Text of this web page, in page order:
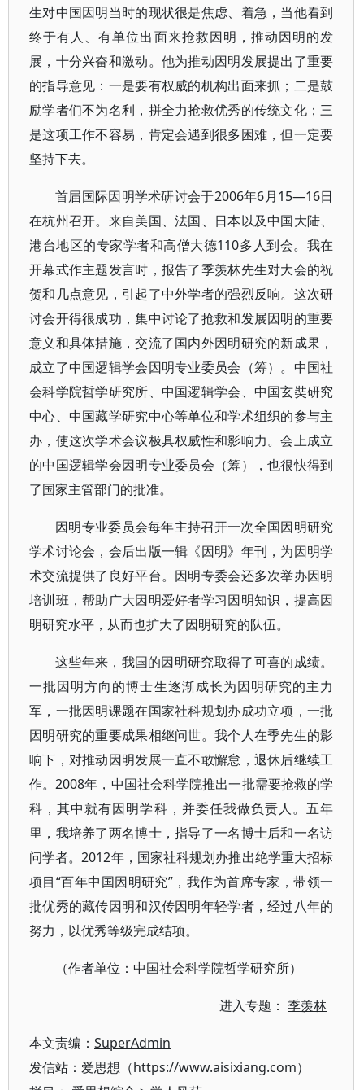
生对中国因明当时的现状很是焦虑、着急，当他看到
终于有人、有单位出面来抢救因明，推动因明的发
展，十分兴奋和激动。他为推动因明发展提出了重要
的指导意见：一是要有权威的机构出面来抓；二是鼓
励学者们不为名利，拼全力抢救优秀的传统文化；三
是这项工作不容易，肯定会遇到很多困难，但一定要
坚持下去。
首届国际因明学术研讨会于2006年6月15—16日
在杭州召开。来自美国、法国、日本以及中国大陆、
港台地区的专家学者和高僧大德110多人到会。我在
开幕式作主题发言时，报告了季羡林先生对大会的祝
贺和几点意见，引起了中外学者的强烈反响。这次研
讨会开得很成功，集中讨论了抢救和发展因明的重要
意义和具体措施，交流了国内外因明研究的新成果，
成立了中国逻辑学会因明专业委员会（筹）。中国社
会科学院哲学研究所、中国逻辑学会、中国玄奘研究
中心、中国藏学研究中心等单位和学术组织的参与主
办，使这次学术会议极具权威性和影响力。会上成立
的中国逻辑学会因明专业委员会（筹），也很快得到
了国家主管部门的批准。
因明专业委员会每年主持召开一次全国因明研究
学术讨论会，会后出版一辑《因明》年刊，为因明学
术交流提供了良好平台。因明专委会还多次举办因明
培训班，帮助广大因明爱好者学习因明知识，提高因
明研究水平，从而也扩大了因明研究的队伍。
这些年来，我国的因明研究取得了可喜的成绩。
一批因明方向的博士生逐渐成长为因明研究的主力
军，一批因明课题在国家社科规划办成功立项，一批
因明研究的重要成果相继问世。我个人在季先生的影
响下，对推动因明发展一直不敢懈怠，退休后继续工
作。2008年，中国社会科学院推出一批需要抢救的学
科，其中就有因明学科，并委任我做负责人。五年
里，我培养了两名博士，指导了一名博士后和一名访
问学者。2012年，国家社科规划办推出绝学重大招标
项目“百年中国因明研究”，我作为首席专家，带领一
批优秀的藏传因明和汉传因明年轻学者，经过八年的
努力，以优秀等级完成结项。
（作者单位：中国社会科学院哲学研究所）
进入专题：季羡林
本文责编： SuperAdmin
发信站：爱思想（https://www.aisixiang.com）